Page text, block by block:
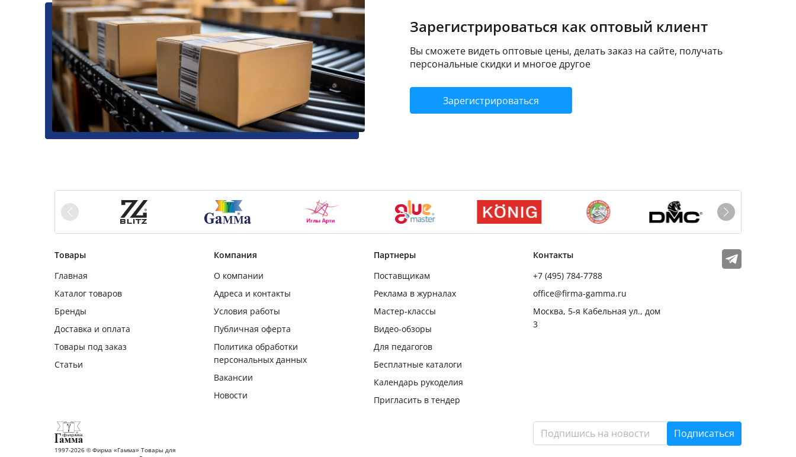
Зарегистрироваться как оптовый клиент
Вы сможете видеть оптовые цены, делать заказ на сайте, получать
персональные скидки и многое другое
Зарегистрироваться
Товары
Главная
Каталог товаров
Бренды
Доставка и оплата
Товары под заказ
Статьи
Компания
О компании
Адреса и контакты
Условия работы
Публичная оферта
Политика обработки
персональных данных
Вакансии
Новости
Партнеры
Поставщикам
Реклама в журналах
Мастер-классы
Видео-обзоры
Для педагогов
Бесплатные каталоги
Календарь рукоделия
Пригласить в тендер
Контакты
+7 (495) 784-7788
office@firma-gamma.ru
Москва, 5-я Кабельная ул., дом
3
Мы в соцсетях
Телеграм
1997-2026 © Фирма «Гамма» Товары для
Подписаться